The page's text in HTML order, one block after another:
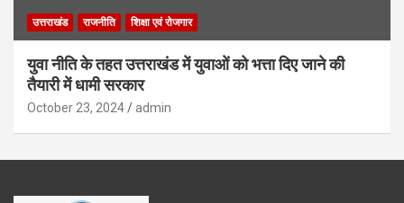
उत्तराखंड राजनीति शिक्षा एवं रोजगार
युवा नीति के तहत उत्तराखंड में युवाओं को भत्ता दिए जाने की
तैयारी में धामी सरकार
October 23, 2024 admin